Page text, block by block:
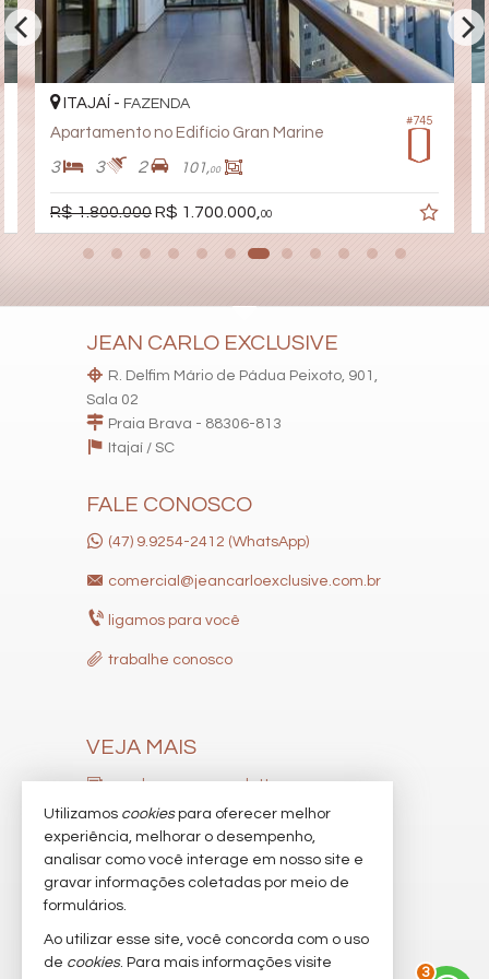
Características do Empreendimento
Sala de Jogos
Salão de Festas
Piscina
Espaço Gourmet
Espaço Fitness
Portão Eletrônico
Brinquedoteca
Mini Mercado
Pìscina Térmica
Estar Social
#745
ITAJAÍ - FAZENDA
Apartamento no Edifício Gran Marine
3 3 2 101,00
R$ 1.800.000R$ 1.700.000, 00
JEAN CARLO EXCLUSIVE
R. Delfim Mário de Pádua Peixoto, 901,
Sala 02
Praia Brava - 88306-813
Itajaí / SC
FALE CONOSCO
(47) 9.9254-2412 (WhatsApp)
comercial@jeancarloexclusive.com.br
ligamos para você
trabalhe conosco
VEJA MAIS
receba nosso newsletter
indicadores financeiros
cadastre seu imóvel
imóveis favoritos
mapa de imóveis
3
Utilizamos cookiespara oferecer melhor
experiência, melhorar o desempenho,
analisar como você interage em nosso site e
gravar informações coletadas por meio de
formulários.
Ao utilizar esse site, você concorda com o uso
de cookies. Para mais informações visite